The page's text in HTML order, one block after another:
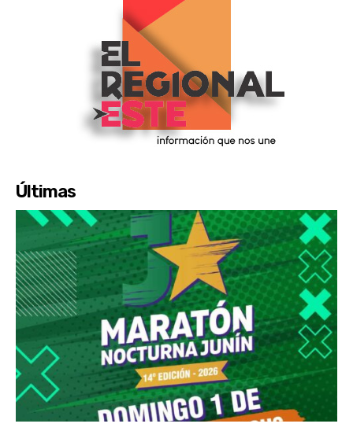
Últimas